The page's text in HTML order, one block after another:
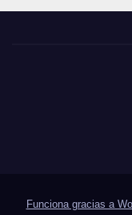
Funciona gracias a